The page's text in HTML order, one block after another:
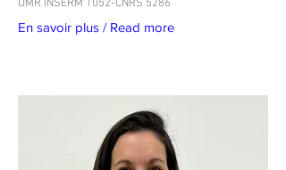
UMR INSERM 1052-CNRS 5286
En savoir plus / Read more